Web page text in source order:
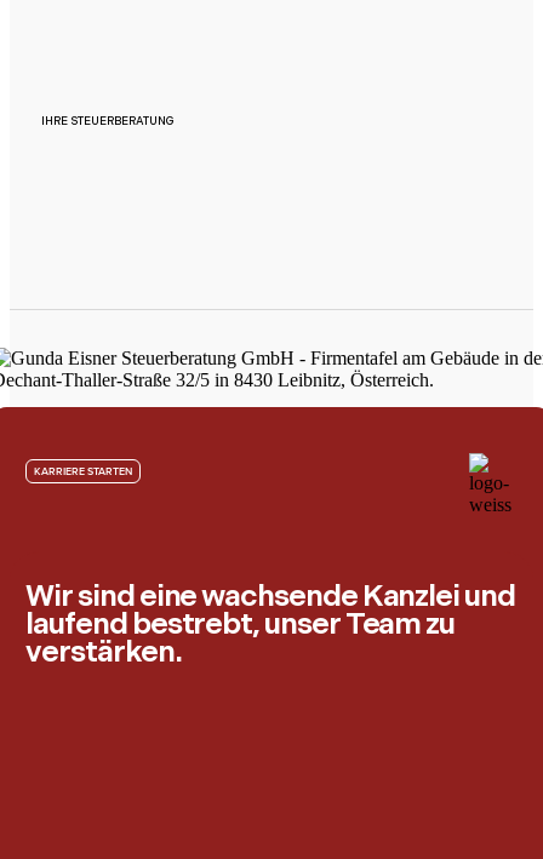
IHRE STEUERBERATUNG
KARRIERE STARTEN
Wir sind eine wachsende Kanzlei und
laufend bestrebt, unser Team zu
verstärken.